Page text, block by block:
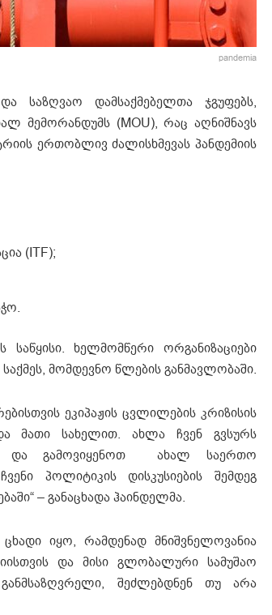
pandemia
საზღვაო დამსაქმებელთა ჯგუფებს,
მემორანდუმს (MOU), რაც აღნიშნავს
ერთობლივ ძალისხმევას პანდემიის
(ITF);
ხელმომწერი ორგანიზაციები
მომდევნო წლების განმავლობაში.
ეკიპაჟის ცვლილების კრიზისის
მათი სახელით. ახლა ჩვენ გვსურს
და გამოვიყენოთ ახალ საერთო
პოლიტიკის დისკუსიების შემდეგ
– განაცხადა ჰაინდელმა.
იყო, რამდენად მნიშვნელოვანია
და მისი გლობალური სამუშაო
შეძლებდნენ თუ არა